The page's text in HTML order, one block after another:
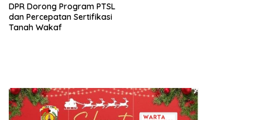
DPR Dorong Program PTSL
dan Percepatan Sertifikasi
Tanah Wakaf